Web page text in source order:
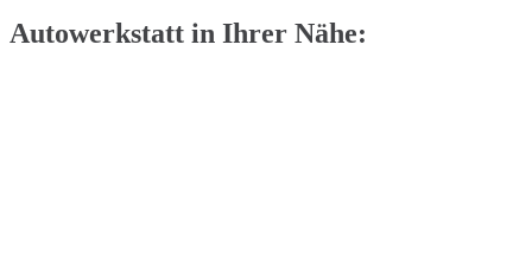
Autowerkstatt in Ihrer Nähe: